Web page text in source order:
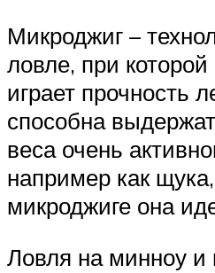
Микроджиг –
ловле, при
играет прочность
способна
веса очень
например как
микроджиге она
Ловля на минноу и